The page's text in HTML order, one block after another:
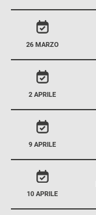
26 MARZO
2 APRILE
9 APRILE
10 APRILE